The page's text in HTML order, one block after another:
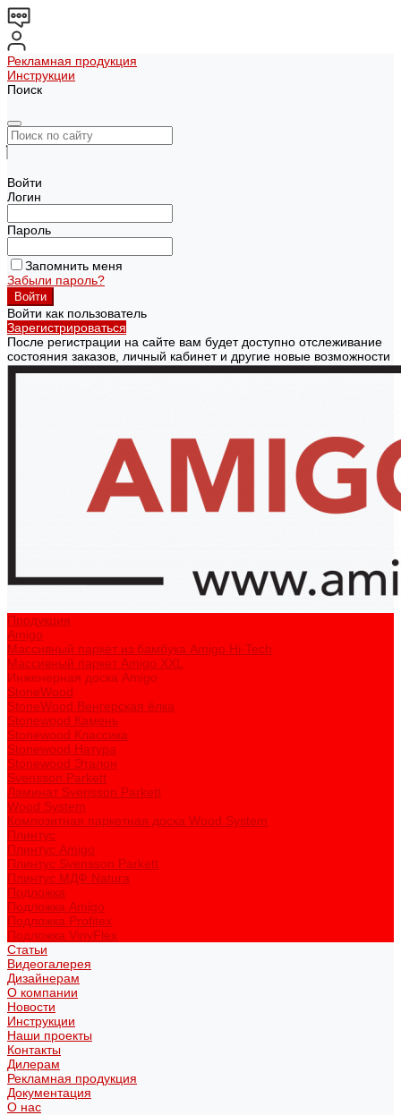
Рекламная продукция
Инструкции
Поиск
Войти
Логин
Пароль
Запомнить меня
Забыли пароль?
Войти как пользователь
Зарегистрироваться
После регистрации на сайте вам будет доступно отслеживание
состояния заказов, личный кабинет и другие новые возможности
Продукция
Amigo
Массивный паркет из бамбука Amigo Hi-Tech
Массивный паркет Amigo XXL
Инженерная доска Amigo
StoneWood
StoneWood Венгерская ёлка
Stonewood Камень
Stonewood Классика
Stonewood Натура
Stonewood Эталон
Svensson Parkett
Ламинат Svensson Parkett
Wood System
Композитная паркетная доска Wood System
Плинтус
Плинтус Amigo
Плинтус Svensson Parkett
Плинтус МДФ Natura
Подложка
Подложка Amigo
Подложка Profitex
Подложка VinyFlex
Статьи
Видеогалерея
Дизайнерам
О компании
Новости
Инструкции
Наши проекты
Контакты
Дилерам
Рекламная продукция
Документация
О нас